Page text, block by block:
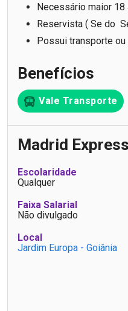
Necessário maior 18
Reservista ( Se do
Possui transporte
Benefícios
Vale Transporte
Madrid Express
Escolaridade
Qualquer
Faixa Salarial
Não divulgado
Local
Jardim Europa - Goiânia